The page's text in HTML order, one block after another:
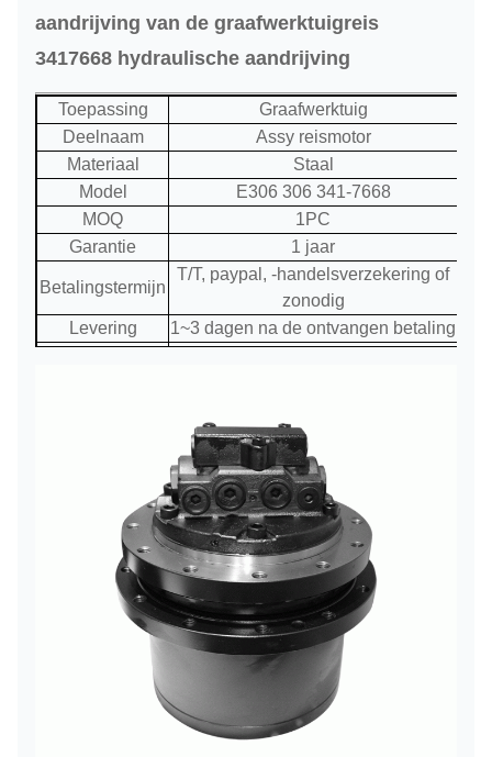
aandrijving van de graafwerktuigreis
3417668 hydraulische aandrijving
Toepassing
Graafwerktuig
Deelnaam
Assy reismotor
Materiaal
Staal
Model
E306 306 341-7668
MOQ
1PC
Garantie
1 jaar
Betalingstermijn
T/T, paypal, -handelsverzekering of
zonodig
Levering
1~3 dagen na de ontvangen betaling